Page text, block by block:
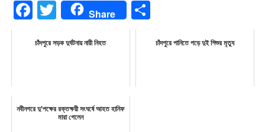
Facebook
Twitter Share
চাঁদপুরে সড়ক দুর্ঘটনায় নারী নিহত চাঁদপুরে পানিতে পড়ে দুই শিশুর মৃত্যু
নবীনগরে দু’পক্ষের রক্তক্ষয়ী সংঘর্ষে আহত হানিফ
মারা গেলেন